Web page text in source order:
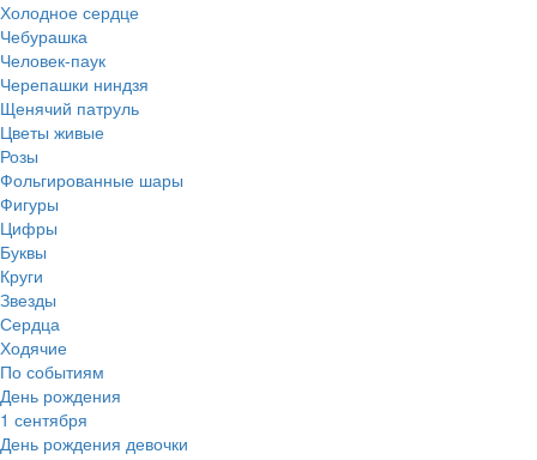
Холодное сердце
Чебурашка
Человек-паук
Черепашки ниндзя
Щенячий патруль
Цветы живые
Розы
Фольгированные шары
Фигуры
Цифры
Буквы
Круги
Звезды
Сердца
Ходячие
По событиям
День рождения
1 сентября
День рождения девочки